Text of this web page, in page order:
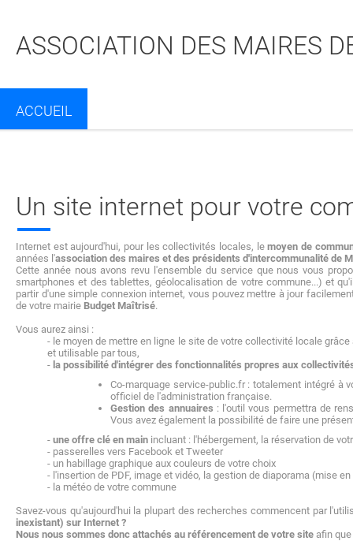
ASSOCIATION DES MAIRES
ACCUEIL
Un site internet pour votre
Internet est aujourd'hui, pour les collectivités locales, lemoyen de
années l'association des maires et des présidents d'intercommunalité de
Cette année nous avons revu l'ensemble du service que nous vous
smartphones et des tablettes, géolocalisation de votre commune...) et
partir d'une simple connexion internet, vous pouvez mettre à jour
de votre mairie Budget Maîtrisé.
Vous aurez ainsi :
- le moyen de mettre en ligne le site de votre collectivité locale
et utilisable par tous,
- la possibilité d'intégrer des fonctionnalités propres aux
Co-marquage service-public.fr : totalement intégré
officiel de l'administration française.
Gestion des annuaires : l'outil vous permettra de
Vous avez également la possibilité de faire une
- une offre clé en main incluant : l'hébergement, la réservation de
- passerelles vers Facebook et Tweeter
- un habillage graphique aux couleurs de votre choix
- l'insertion de PDF, image et vidéo, la gestion de diaporama (mise
- la météo de votre commune
Savez-vous qu'aujourd'hui la plupart des recherches commencent par
inexistant) sur Internet ?
Nous nous sommes donc attachés au référencement de votre site afin